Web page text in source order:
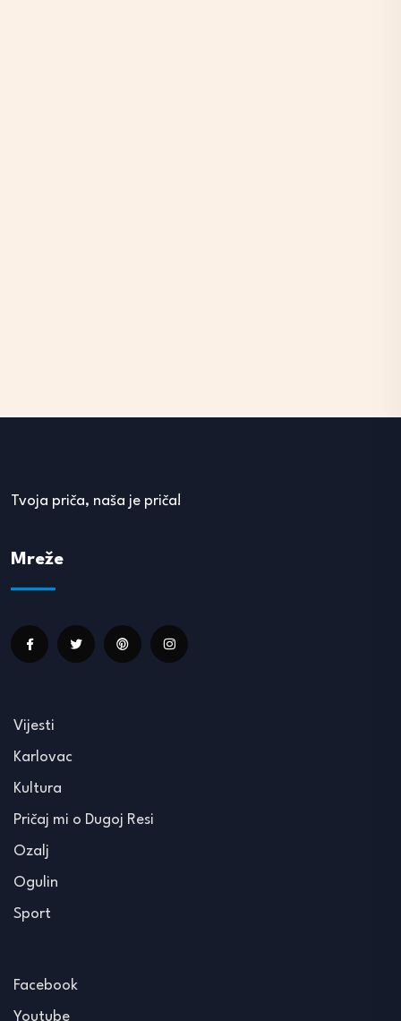
Tvoja priča, naša je priča!
Mreže
Vijesti
Karlovac
Kultura
Pričaj mi o Dugoj Resi
Ozalj
Ogulin
Sport
Facebook
Youtube